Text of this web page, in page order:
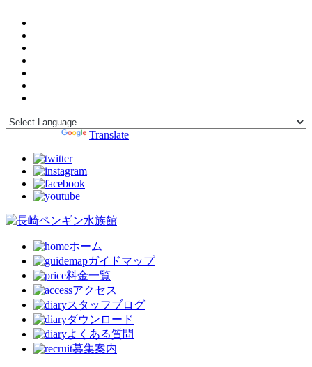
Translate
ホーム
ガイドマップ
料金一覧
アクセス
スタッフブログ
ダウンロード
よくある質問
募集案内